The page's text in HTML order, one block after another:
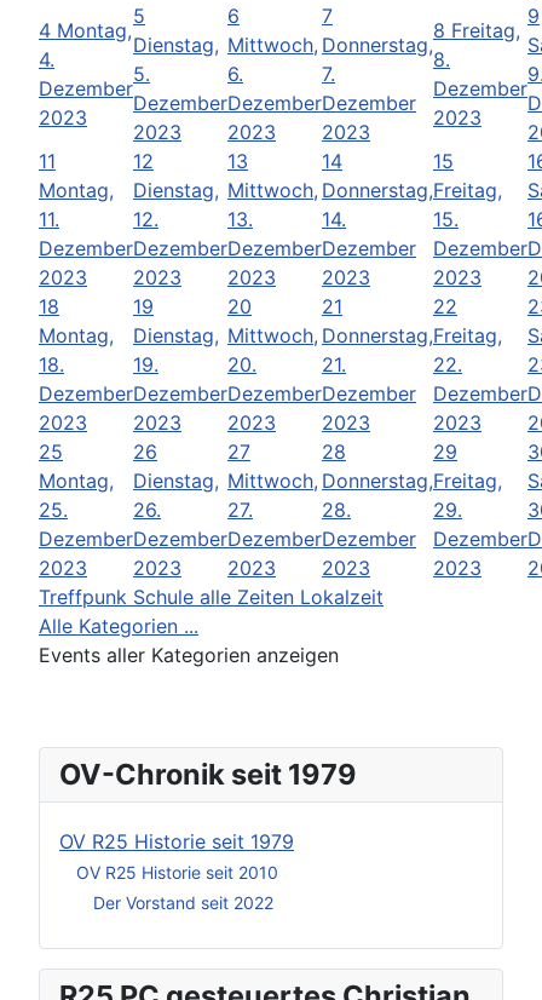
OV-Chronik seit 1979
OV R25 Historie seit 1979
OV R25 Historie seit 2010
Der Vorstand seit 2022
4 Montag,
4.
Dezember
2023
5
Dienstag,
5.
Dezember
2023
6
Mittwoch,
6.
Dezember
2023
7
Donnerstag,
7.
Dezember
2023
8 Freitag,
8.
Dezember
2023
9
11
Montag,
11.
Dezember
2023
12
Dienstag,
12.
Dezember
2023
13
Mittwoch,
13.
Dezember
2023
14
Donnerstag,
14.
Dezember
2023
15
Freitag,
15.
Dezember
2023
18
Montag,
18.
Dezember
2023
19
Dienstag,
19.
Dezember
2023
20
Mittwoch,
20.
Dezember
2023
21
Donnerstag,
21.
Dezember
2023
22
Freitag,
22.
Dezember
2023
25
Montag,
25.
Dezember
2023
26
Dienstag,
26.
Dezember
2023
27
Mittwoch,
27.
Dezember
2023
28
Donnerstag,
28.
Dezember
2023
29
Freitag,
29.
Dezember
2023
Treffpunk Schule alle Zeiten Lokalzeit
Alle Kategorien ...
Events aller Kategorien anzeigen